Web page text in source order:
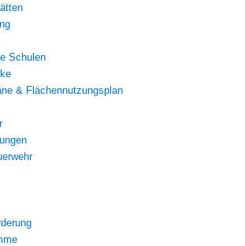
Schulen
& Flächennutzungsplan